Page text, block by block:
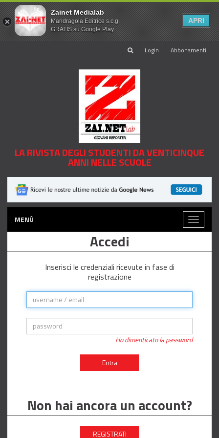
Login Abbonamenti
LA RIVISTA DEGLI STUDENTI DA VENTICINQUE
ANNI NELLE SCUOLE
MENÙ
Toggle
Accedi
Inserisci le credenziali ricevute in fase di
registrazione
Ho dimenticato la password
Entra
Non hai ancora un account?
REGISTRATI
Zainet Medialab
Mandragola Editrice s.c.g.
GRATIS su Google Play
APRI